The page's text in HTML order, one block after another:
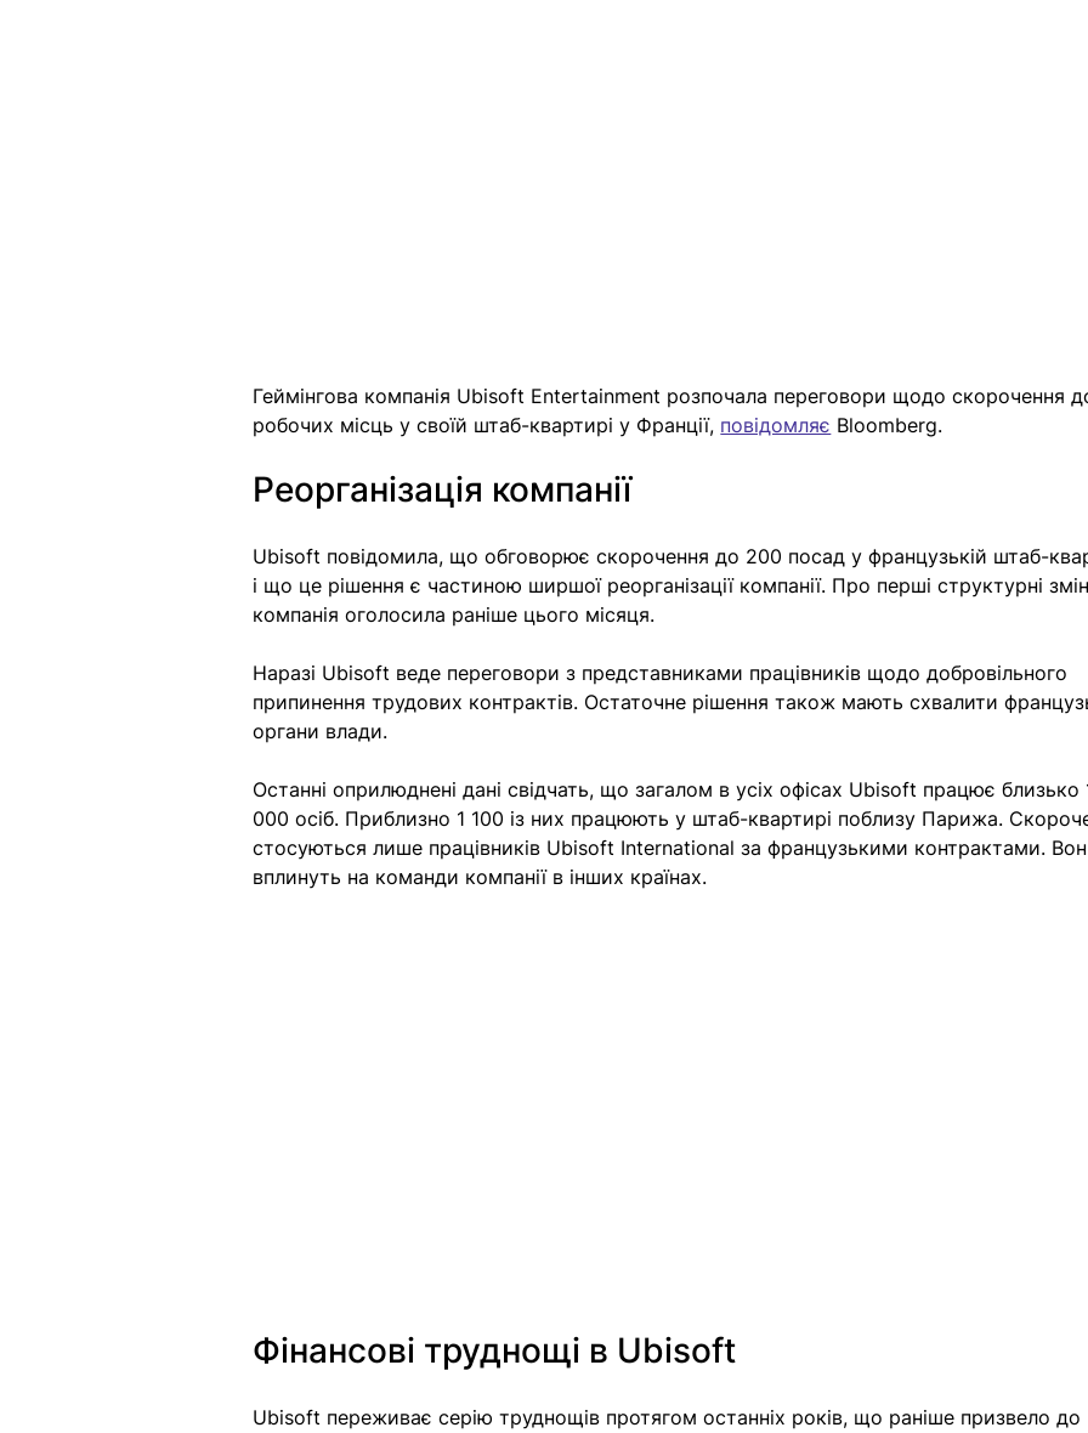
Геймінгова компанія Ubisoft Entertainment розпочала переговори щодо скорочення
робочих місць у своїй штаб-квартирі у Франції, повідомляє Bloomberg.
Реорганізація компанії
Ubisoft повідомила, що обговорює скорочення до 200 посад у французькій штаб-
і що це рішення є частиною ширшої реорганізації компанії. Про перші структурні
компанія оголосила раніше цього місяця.
Наразі Ubisoft веде переговори з представниками працівників щодо добровільного
припинення трудових контрактів. Остаточне рішення також мають схвалити
органи влади.
Останні оприлюднені дані свідчать, що загалом в усіх офісах Ubisoft працює
000 осіб. Приблизно 1 100 із них працюють у штаб-квартирі поблизу Парижа.
стосуються лише працівників Ubisoft International за французькими контрактами.
вплинуть на команди компанії в інших країнах.
Фінансові труднощі в Ubisoft
Ubisoft переживає серію труднощів протягом останніх років, що раніше призвело до